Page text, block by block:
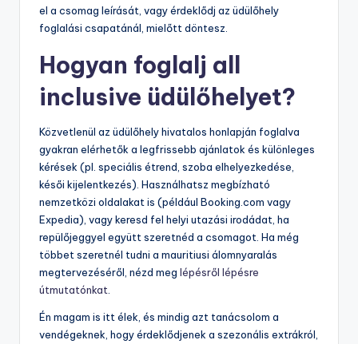
el a csomag leírását, vagy érdeklődj az üdülőhely
foglalási csapatánál, mielőtt döntesz.
Hogyan foglalj all
inclusive üdülőhelyet?
Közvetlenül az üdülőhely hivatalos honlapján foglalva
gyakran elérhetők a legfrissebb ajánlatok és különleges
kérések (pl. speciális étrend, szoba elhelyezkedése,
késői kijelentkezés). Használhatsz megbízható
nemzetközi oldalakat is (például Booking.com vagy
Expedia), vagy keresd fel helyi utazási irodádat, ha
repülőjeggyel együtt szeretnéd a csomagot. Ha még
többet szeretnél tudni a mauritiusi álomnyaralás
megtervezéséről, nézd meg lépésről lépésre
útmutatónkat
Én magam is itt élek, és mindig azt tanácsolom a
vendégeknek, hogy érdeklődjenek a szezonális extrákról,